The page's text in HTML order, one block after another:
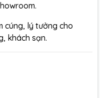
cúng, lý tưởng cho
khách sạn.